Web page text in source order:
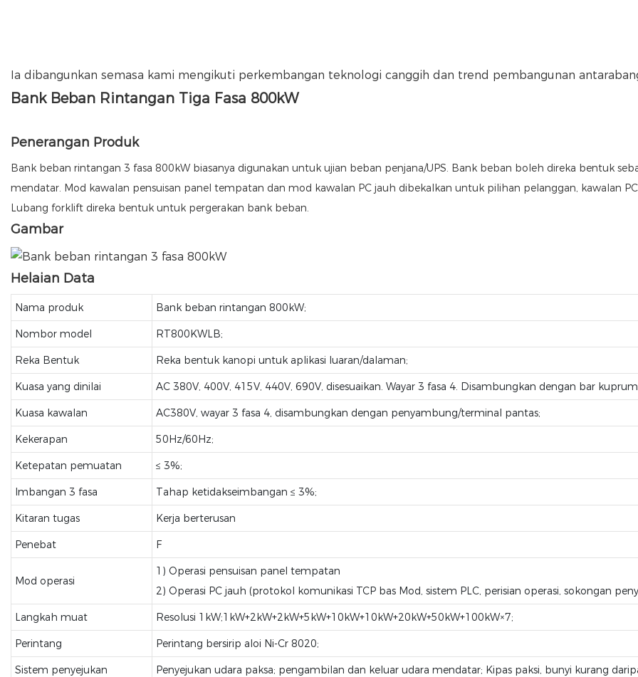
Ia dibangunkan semasa kami mengikuti perkembangan teknologi canggih dan trend pembangunan
Bank Beban Rintangan Tiga Fasa 800kW
Penerangan Produk
Bank beban rintangan 3 fasa 800kW biasanya digunakan untuk ujian beban penjana/UPS. Bank beban boleh direka bentuk
mendatar. Mod kawalan pensuisan panel tempatan dan mod kawalan PC jauh dibekalkan untuk pilihan pelanggan, kawalan
Lubang forklift direka bentuk untuk pergerakan bank beban.
Gambar
Helaian Data
Nama produk Bank beban rintangan 800kW;
Nombor model RT800KWLB;
Reka Bentuk Reka bentuk kanopi untuk aplikasi luaran/dalaman;
Kuasa yang dinilai AC 380V, 400V, 415V, 440V, 690V, disesuaikan. Wayar 3 fasa 4. Disambungkan dengan bar
Kuasa kawalan AC380V, wayar 3 fasa 4, disambungkan dengan penyambung/terminal pantas;
Kekerapan 50Hz/60Hz;
Ketepatan pemuatan ≤ 3%;
Imbangan 3 fasa Tahap ketidakseimbangan ≤ 3%;
Kitaran tugas Kerja berterusan
Penebat F
Mod operasi
1) Operasi pensuisan panel tempatan
2) Operasi PC jauh (protokol komunikasi TCP bas Mod, sistem PLC, perisian operasi, sokongan
Langkah muat Resolusi 1kW;1kW+2kW+2kW+5kW+10kW+10kW+20kW+50kW+100kW×7;
Perintang Perintang bersirip aloi Ni-Cr 8020;
Sistem penyejukan Penyejukan udara paksa; pengambilan dan keluar udara mendatar; Kipas paksi, bunyi kurang